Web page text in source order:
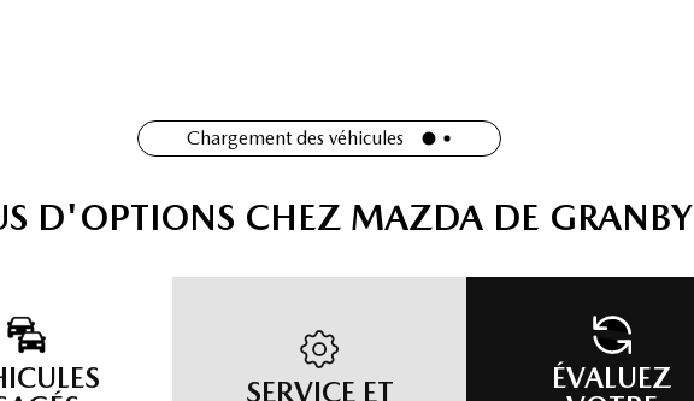
Chargement des véhicules
D'OPTIONS CHEZ MAZDA DE GRANBY
SERVICE ET
ÉVALUEZ